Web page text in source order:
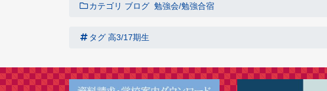
カテゴリ ブログ 勉強会/勉強合宿
タグ 高3/17期生